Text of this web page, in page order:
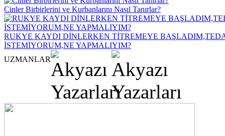
Cinler Birbirlerini ve Kurbanlarını Nasıl Tanırlar?
RUKYE KAYDI DİNLERKEN TİTREMEYE
İSTEMİYORUM,NE YAPMALIYIM?
UZMANLAR